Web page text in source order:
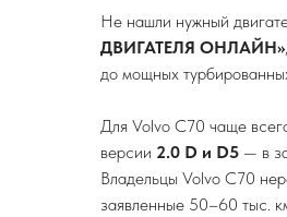
Не нашли нужный
ДВИГАТЕЛЯ ОНЛАЙН»
до мощных
Для Volvo C70 чаще
версии 2.0 D и D5 — в
Владельцы Volvo C70
заявленные 50–60 тыс.